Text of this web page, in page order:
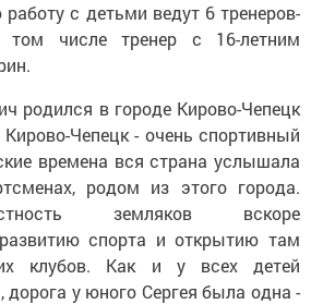
работу с детьми ведут 6 тренеров-
том числе тренер с 16-летним
родился в городе Кирово-Чепецк
Чепецк - очень спортивный
времена вся страна услышала
родом из этого города.
земляков вскоре
спорта и открытию там
клубов. Как и у всех детей
дорога у юного Сергея была одна -